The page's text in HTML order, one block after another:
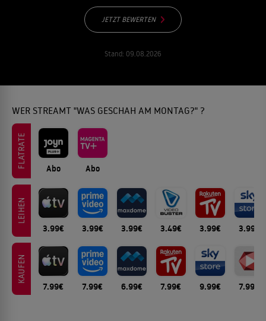
JETZT BEWERTEN
Stand: 09.08.2026
WER STREAMT "WAS GESCHAH AM MONTAG?" ?
FLATRATE Abo Abo
LEIHEN
3.99€ 3.99€ 3.99€ 3.49€ 3.99€ 3.99€
KAUFEN
7.99€ 7.99€ 6.99€ 7.99€ 9.99€ 7.99€